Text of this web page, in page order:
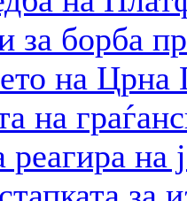
за борба
на Црна
на
реагира